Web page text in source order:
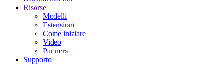
Risorse
Modelli
Estensioni
Come iniziare
Video
Partners
Supporto